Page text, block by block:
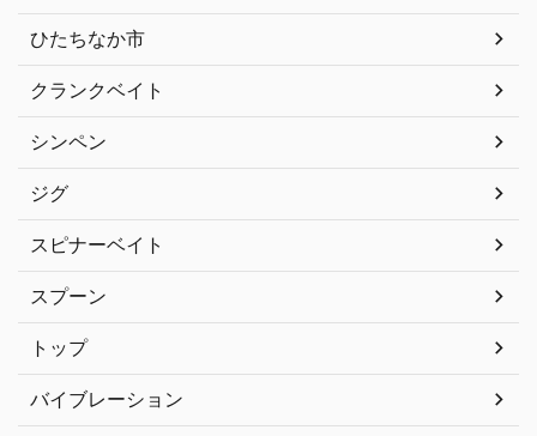
ひたちなか市
クランクベイト
シンペン
ジグ
スピナーベイト
スプーン
トップ
バイブレーション